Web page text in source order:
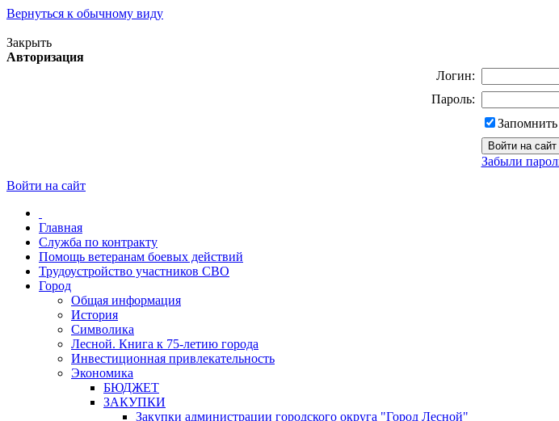
Вернуться к обычному виду
Закрыть
Авторизация
Логин:
Пароль:
Забыли
Войти на сайт
Главная
Служба по контракту
Помощь ветеранам боевых действий
Трудоустройство участников СВО
Город
Общая информация
История
Символика
Лесной. Книга к 75-летию города
Инвестиционная привлекательность
Экономика
БЮДЖЕТ
ЗАКУПКИ
Закупки администрации городского округа "Город Лесной"